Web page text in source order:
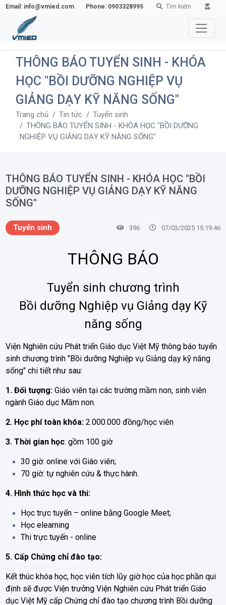
Email: info@vmied.com Phone: 0903328995 Tìm kiếm
THÔNG BÁO TUYỂN SINH - KHÓA
HỌC "BỒI DƯỠNG NGHIỆP VỤ
GIẢNG DẠY KỸ NĂNG SỐNG"
Trang chủ Tin tức
Tuyển sinh
THÔNG BÁO TUYỂN SINH - KHÓA HỌC "BỒI DƯỠNG
NGHIỆP VỤ GIẢNG DẠY KỸ NĂNG SỐNG"
THÔNG BÁO TUYỂN SINH - KHÓA HỌC "BỒI
DƯỠNG NGHIỆP VỤ GIẢNG DẠY KỸ NĂNG
SỐNG"
Tuyển sinh 396 07/03/2025 15:19:46
THÔNG BÁO
Tuyển sinh chương trình
Bồi dưỡng Nghiệp vụ Giảng dạy Kỹ
năng sống
Viện Nghiên cứu Phát triển Giáo dục Việt Mỹ thông báo tuyển
sinh chương trình "Bồi dưỡng Nghiệp vụ Giảng dạy kỹ năng
sống" chi tiết như sau:
1. Đối tượng:Giáo viên tại các trường mầm non, sinh viên
ngành Giáo dục Mầm non.
2. Học phí toàn khóa:2.000.000 đồng/học viên
3. Thời gian học: gồm 100 giờ
30 giờ: online với Giáo viên;
70 giờ: tự nghiên cứu & thực hành.
4. Hình thức học và thi:
Học trực tuyến – online bằng Google Meet;
Học elearning
Thi trực tuyến - online
5. Cấp Chứng chỉ đào tạo:
Kết thúc khóa học, học viên tích lũy giờ học của học phần qui
định sẽ được Viện trưởng Viện Nghiên cứu Phát triển Giáo
dục Việt Mỹ cấp Chứng chỉ đào tạo chương trình Bồi dưỡng